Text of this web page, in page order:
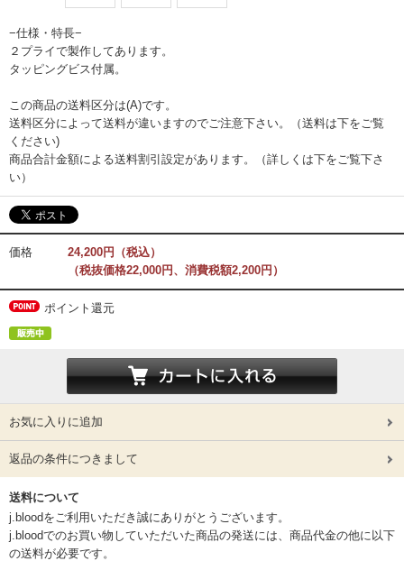
−仕様・特長−
２プライで製作してあります。
タッピングビス付属。
この商品の送料区分は(A)です。
送料区分によって送料が違いますのでご注意下さい。（送料は下をご覧
ください)
商品合計金額による送料割引設定があります。（詳しくは下をご覧下さ
い）
価格
24,200円（税込）
（税抜価格22,000円、消費税額2,200円）
ポイント還元
お気に入りに追加
返品の条件につきまして
送料について
j.bloodをご利用いただき誠にありがとうございます。
j.bloodでのお買い物していただいた商品の発送には、商品代金の他に以下
の送料が必要です。